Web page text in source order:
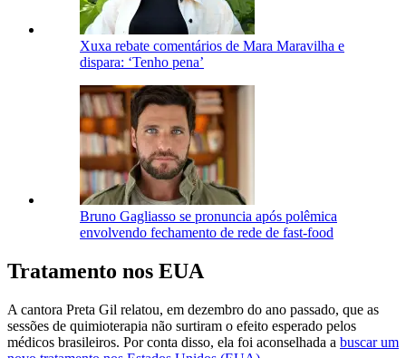
Xuxa rebate comentários de Mara Maravilha e
dispara: ‘Tenho pena’
Bruno Gagliasso se pronuncia após polêmica
envolvendo fechamento de rede de fast-food
Tratamento nos EUA
A cantora Preta Gil relatou, em dezembro do ano passado, que as
sessões de quimioterapia não surtiram o efeito esperado pelos
médicos brasileiros. Por conta disso, ela foi aconselhada a buscar um